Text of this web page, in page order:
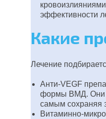
эффективности
Какие
Лечение
Анти-VEGF
формы ВМД. Они
самым сохраняя
Витаминно-